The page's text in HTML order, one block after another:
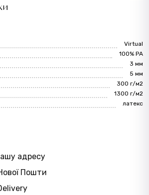
Virtual
100% PA
3 мм
5 мм
300 г/м2
1300 г/м2
латекс
адресу
Пошти